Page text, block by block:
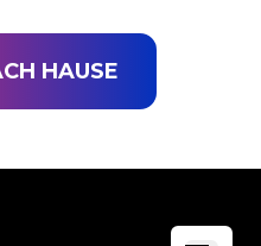
HAUSE